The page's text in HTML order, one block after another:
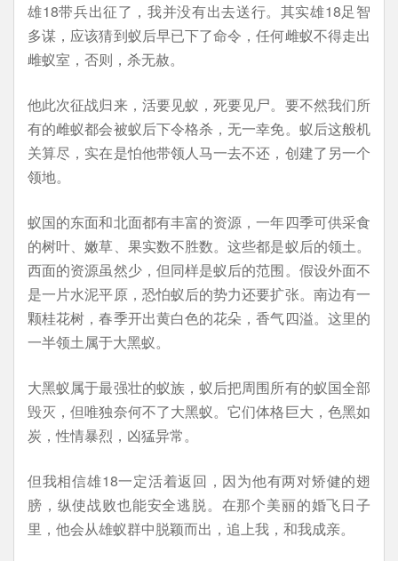
雄18带兵出征了，我并没有出去送行。其实雄18足智
多谋，应该猜到蚁后早已下了命令，任何雌蚁不得走出
雌蚁室，否则，杀无赦。
他此次征战归来，活要见蚁，死要见尸。要不然我们所
有的雌蚁都会被蚁后下令格杀，无一幸免。蚁后这般机
关算尽，实在是怕他带领人马一去不还，创建了另一个
领地。
蚁国的东面和北面都有丰富的资源，一年四季可供采食
的树叶、嫩草、果实数不胜数。这些都是蚁后的领土。
西面的资源虽然少，但同样是蚁后的范围。假设外面不
是一片水泥平原，恐怕蚁后的势力还要扩张。南边有一
颗桂花树，春季开出黄白色的花朵，香气四溢。这里的
一半领土属于大黑蚁。
大黑蚁属于最强壮的蚁族，蚁后把周围所有的蚁国全部
毁灭，但唯独奈何不了大黑蚁。它们体格巨大，色黑如
炭，性情暴烈，凶猛异常。
但我相信雄18一定活着返回，因为他有两对矫健的翅
膀，纵使战败也能安全逃脱。在那个美丽的婚飞日子
里，他会从雄蚁群中脱颖而出，追上我，和我成亲。